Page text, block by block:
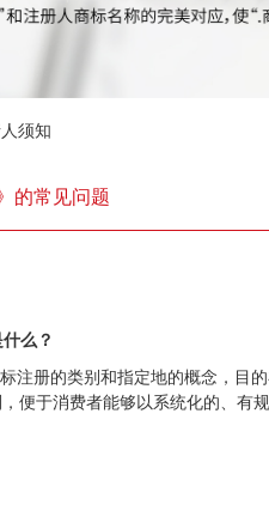
须知
的常见问题
么？
注册的类别和指定地的概念，目
便于消费者能够以系统化的、有